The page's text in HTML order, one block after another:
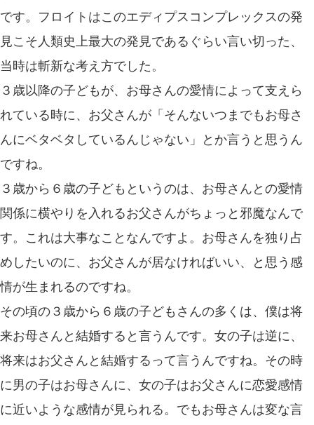
です。フロイトはこのエディプスコンプレックスの発
見こそ人類史上最大の発見であるぐらい言い切った、
当時は斬新な考え方でした。
３歳以降の子どもが、お母さんの愛情によって支えら
れている時に、お父さんが「そんないつまでもお母さ
んにベタベタしているんじゃない」とか言うと思うん
ですね。
３歳から６歳の子どもというのは、お母さんとの愛情
関係に横やりを入れるお父さんがちょっと邪魔なんで
す。これは大事なことなんですよ。お母さんを独り占
めしたいのに、お父さんが居なければいい、と思う感
情が生まれるのですね。
その頃の３歳から６歳の子どもさんの多くは、僕は将
来お母さんと結婚すると言うんです。女の子は逆に、
将来はお父さんと結婚するって言うんですね。その時
に男の子はお母さんに、女の子はお父さんに恋愛感情
に近いような感情が見られる。でもお母さんは変な言